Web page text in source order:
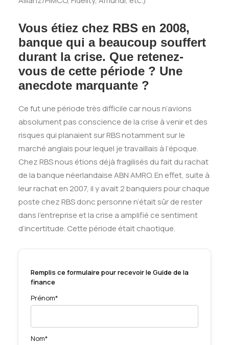
Vous étiez chez RBS en 2008,
banque qui a beaucoup souffert
durant la crise. Que retenez-
vous de cette période ? Une
anecdote marquante ?
Ce fut une période très difficile car nous n’avions
absolument pas conscience de la crise à venir et des
risques qui planaient sur RBS notamment sur le
marché anglais pour lequel je travaillais à l’époque.
Chez RBS nous étions déjà fragilisés du fait du rachat
de la banque néerlandaise ABN AMRO. En effet, suite à
leur rachat en 2007, il y avait 2 banquiers pour chaque
poste chez RBS donc personne n’était sûr de rester
dans l’entreprise et la crise a amplifié ce sentiment
d’incertitude. Cette période était chaotique.
Remplis ce formulaire pour recevoir le Guide de la
finance
Prénom*
Nom*